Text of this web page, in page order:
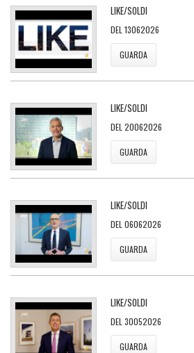
LIKE/SOLDI
DEL 13062026
GUARDA
LIKE/SOLDI
DEL 20062026
GUARDA
LIKE/SOLDI
DEL 06062026
GUARDA
LIKE/SOLDI
DEL 30052026
GUARDA